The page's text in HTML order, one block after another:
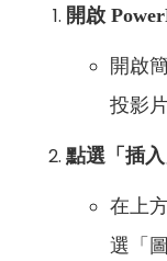
開啟
開啟
投影片
點選「插
在上
選「